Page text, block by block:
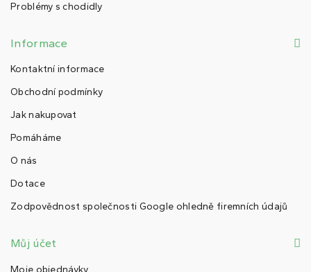
Problémy s chodidly
Informace
Kontaktní informace
Obchodní podmínky
Jak nakupovat
Pomáháme
O nás
Dotace
Zodpovědnost společnosti Google ohledně firemních údajů
Můj účet